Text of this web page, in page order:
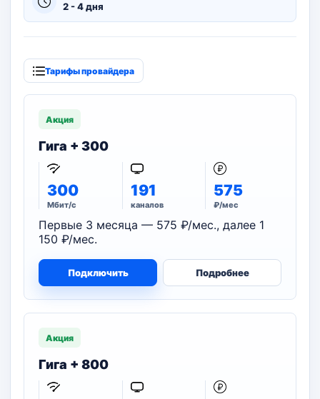
2 - 4 дня
Тарифы провайдера
Акция
Гига + 300
300
Мбит/с
191
каналов
575
₽/мес
Первые 3 месяца — 575 ₽/мес., далее 1
150 ₽/мес.
Подключить Подробнее
Акция
Гига + 800